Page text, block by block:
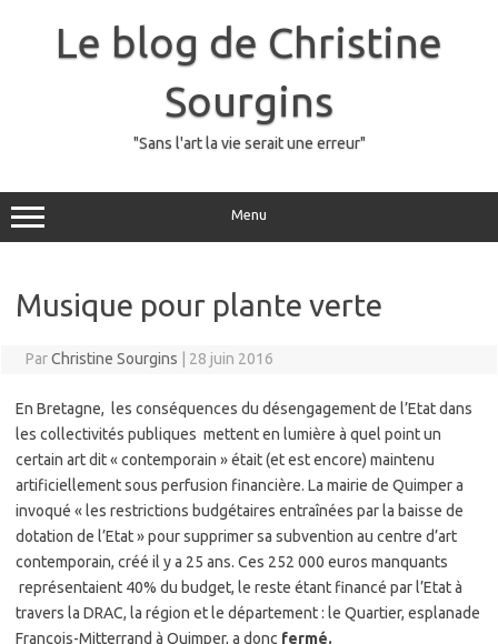
Le blog de Christine
Sourgins
"Sans l'art la vie serait une erreur"
Menu
Musique pour plante verte
ParChristine Sourgins 28 juin 2016
En Bretagne, les conséquences du désengagement de l’Etat dans
les collectivités publiques mettent en lumière à quel point un
certain art dit « contemporain » était (et est encore) maintenu
artificiellement sous perfusion financière. La mairie de Quimper a
invoqué « les restrictions budgétaires entraînées par la baisse de
dotation de l’Etat » pour supprimer sa subvention au centre d’art
contemporain, créé il y a 25 ans. Ces 252 000 euros manquants
représentaient 40% du budget, le reste étant financé par l’Etat à
travers la DRAC, la région et le département : le Quartier, esplanade
François-Mitterrand à Quimper, a donc fermé.